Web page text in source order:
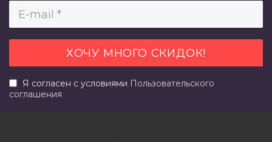
Я согласен с условиями Пользовательского
соглашения